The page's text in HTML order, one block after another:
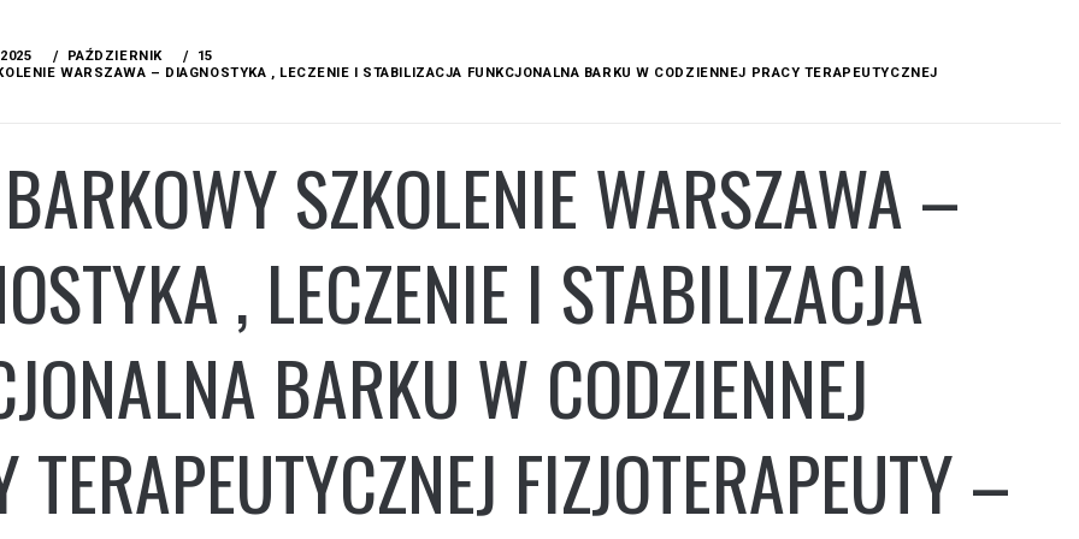
2025 PAŹDZIERNIK
15
WARSZAWA – DIAGNOSTYKA , LECZENIE I STABILIZACJA FUNKCJONALNA BARKU W CODZIENNEJ PRACY TERAPEUTYCZNEJ
SZKOLENIE WARSZAWA –
, LECZENIE I STABILIZACJA
BARKU W CODZIENNEJ
TERAPEUTYCZNEJ FIZJOTERAPEUTY –